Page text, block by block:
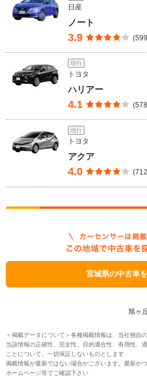
日産
ノート
3.9
現行
トヨタ
ハリアー
4.1
現行
トヨタ
アクア
4.0
宮城県の中古車
旭ヶ
＜掲載データについて＞各種掲載情報は、当社独自
当該情報の正確性、完全性、目的適合性、有用性、
ことについて、一切保証しないものとします
掲載情報が最新ではない場合がございます。最新か
ホームページ等でご確認下さい